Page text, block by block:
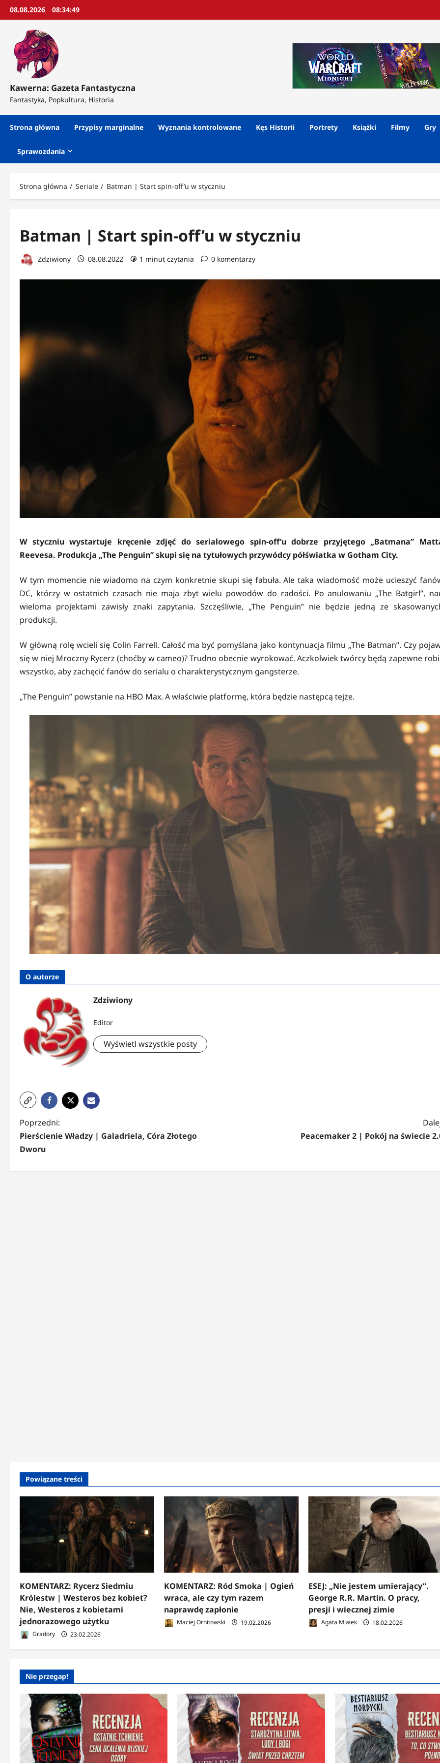
Przejdź
08.08.2026 08:34:51
Kawerna: Gazeta Fantastyczna
Fantastyka, Popkultura, Historia
Strona główna Przypisy marginalne Wyznania kontrolowane Kęs Historii Portrety Książki Filmy Gry
Sprawozdania
Strona główna Seriale Batman | Start spin-off’u w styczniu
Batman | Start spin-off’u w styczniu
Zdziwiony 08.08.2022 1 minut czytania 0 komentarzy
W styczniu wystartuje kręcenie zdjęć do serialowego spin-off’u dobrze przyjętego „Batmana”
Reevesa. Produkcja „The Penguin” skupi się na tytułowych przywódcy półświatka w Gotham City.
W tym momencie nie wiadomo na czym konkretnie skupi się fabuła. Ale taka wiadomość może ucieszyć
DC, którzy w ostatnich czasach nie maja zbyt wielu powodów do radości. Po anulowaniu „The Batgirl”,
wieloma projektami zawisły znaki zapytania. Szczęśliwie, „The Penguin” nie będzie jedną ze
produkcji.
W główną rolę wcieli się Colin Farrell. Całość ma być pomyślana jako kontynuacja filmu „The Batman”. Czy
się w niej Mroczny Rycerz (choćby w cameo)? Trudno obecnie wyrokować. Aczkolwiek twórcy będą zapewne
wszystko, aby zachęcić fanów do serialu o charakterystycznym gangsterze.
„The Penguin” powstanie na HBO Max. A właściwie platformę, która będzie następcą tejże.
O autorze
Zdziwiony
Editor
Wyświetl wszystkie posty
Z
o
Poprzedni:
Pierścienie Władzy | Galadriela, Córa Złotego
Dworu
Peacemaker 2 | Pokój na świecie
Powiązane treści
KOMENTARZ: Rycerz Siedmiu
Królestw | Westeros bez kobiet?
Nie, Westeros z kobietami
jednorazowego użytku
Gradory 23.02.2026
KOMENTARZ: Ród Smoka | Ogień
wraca, ale czy tym razem
naprawdę zapłonie
Maciej Ornitowski 19.02.2026
ESEJ: „Nie jestem umierający”.
George R.R. Martin. O pracy,
presji i wiecznej zimie
Agata Miałek 18.02.2026
Nie przegap!